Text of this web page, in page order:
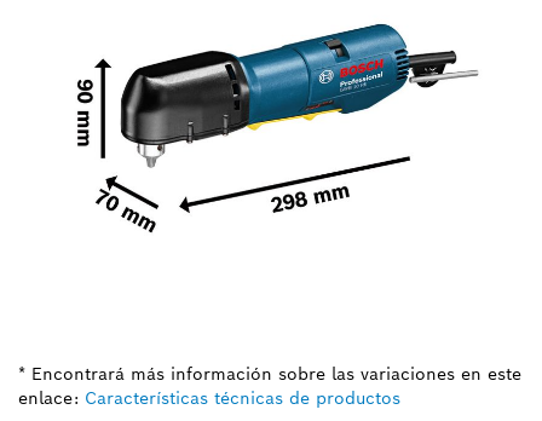
* Encontrará más información sobre las variaciones en este
enlace: Características técnicas de productos